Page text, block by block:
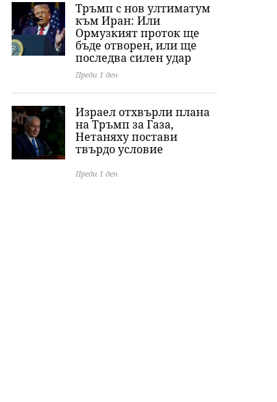
Тръмп с нов ултиматум
към Иран: Или
Ормузкият проток ще
бъде отворен, или ще
последва силен удар
Преди 1 ден
Израел отхвърли плана
на Тръмп за Газа,
Нетаняху постави
твърдо условие
Преди 1 ден